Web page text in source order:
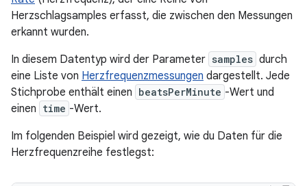
Herzschlagsamples erfasst, die zwischen den Messungen
erkannt wurden.
In diesem Datentyp wird der Parameter samples durch
eine Liste von Herzfrequenzmessungen dargestellt. Jede
Stichprobe enthält einen beatsPerMinute -Wert und
einen time -Wert.
Im folgenden Beispiel wird gezeigt, wie du Daten für die
Herzfrequenzreihe festlegst: